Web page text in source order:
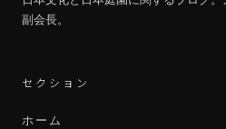
副会長。
セクション
ホーム